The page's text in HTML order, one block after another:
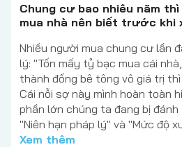
Chung cư bao nhiêu năm
mua nhà nên biết trước khi
Nhiều người mua chung cư lần
lý: "Tốn mấy tỷ bạc mua cái
thành đống bê tông vô giá trị
Cái nỗi sợ này mình hoàn toàn
phần lớn chúng ta đang bị đánh
"Niên hạn pháp lý" và "Mức độ
Xem thêm